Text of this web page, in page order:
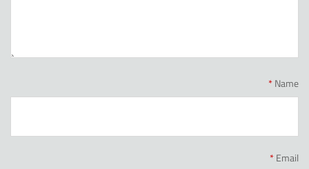
Name
*
Email
*